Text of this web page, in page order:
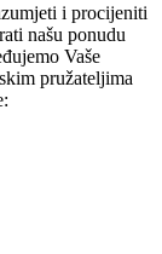
i procijeniti
našu ponudu
Vaše
pružateljima